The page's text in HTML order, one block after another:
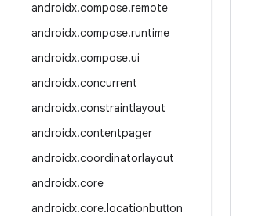
androidx.compose.remote
androidx.compose.runtime
androidx.compose.ui
androidx.concurrent
androidx.constraintlayout
androidx.contentpager
androidx.coordinatorlayout
androidx.core
androidx.core.locationbutton